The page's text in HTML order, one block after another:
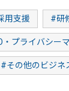
用支援 #研
・プライバシー
#その他のビジネ